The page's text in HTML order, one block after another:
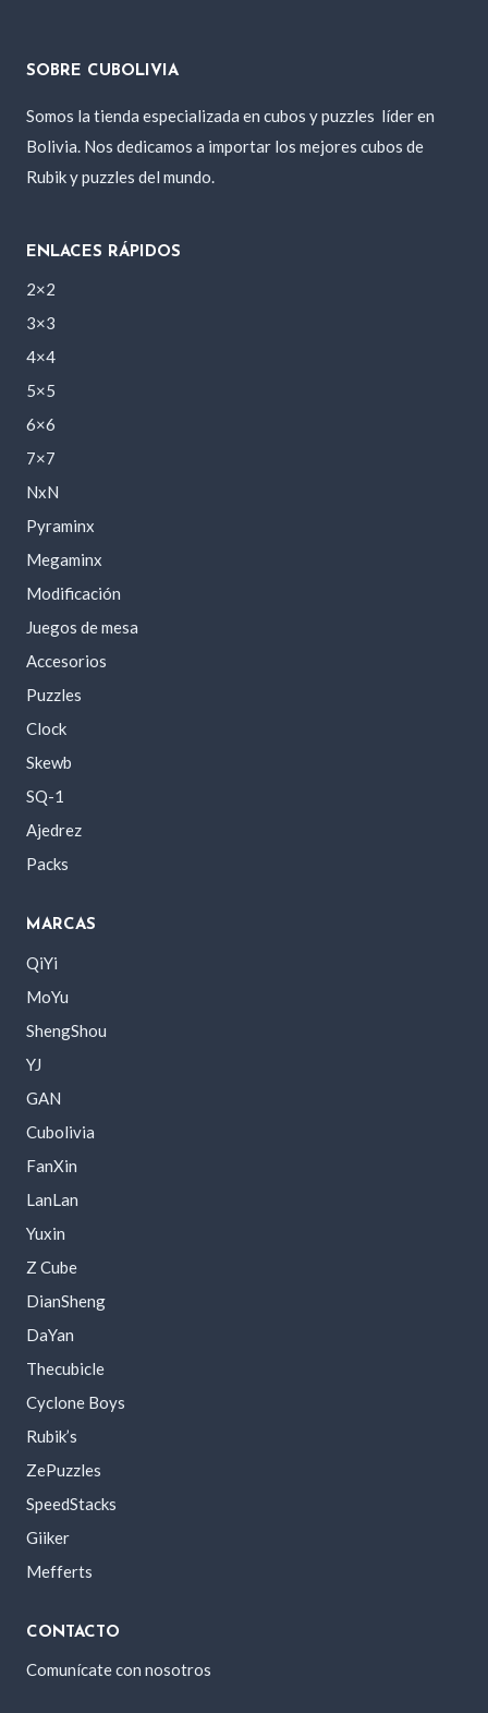
SOBRE CUBOLIVIA
Somos la tienda especializada en cubos y puzzles líder en
Bolivia. Nos dedicamos a importar los mejores cubos de
Rubik y puzzles del mundo.
ENLACES RÁPIDOS
2×2
3×3
4×4
5×5
6×6
7×7
NxN
Pyraminx
Megaminx
Modificación
Juegos de mesa
Accesorios
Puzzles
Clock
Skewb
SQ-1
Ajedrez
Packs
MARCAS
QiYi
MoYu
ShengShou
YJ
GAN
Cubolivia
FanXin
LanLan
Yuxin
Z Cube
DianSheng
DaYan
Thecubicle
Cyclone Boys
Rubik’s
ZePuzzles
SpeedStacks
Giiker
Mefferts
CONTACTO
Comunícate con nosotros